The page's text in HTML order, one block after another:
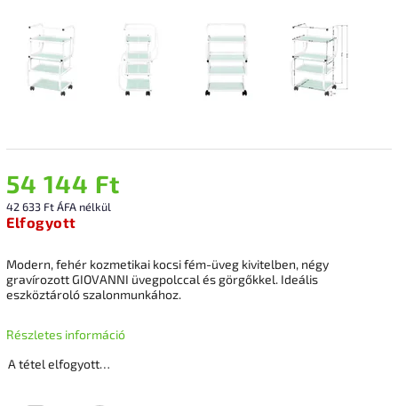
54 144 Ft
42 633 Ft ÁFA nélkül
Elfogyott
A tétel elfogyott…
Modern, fehér kozmetikai kocsi fém-üveg kivitelben, négy
gravírozott GIOVANNI üvegpolccal és görgőkkel. Ideális
eszköztároló szalonmunkához.
Részletes információ